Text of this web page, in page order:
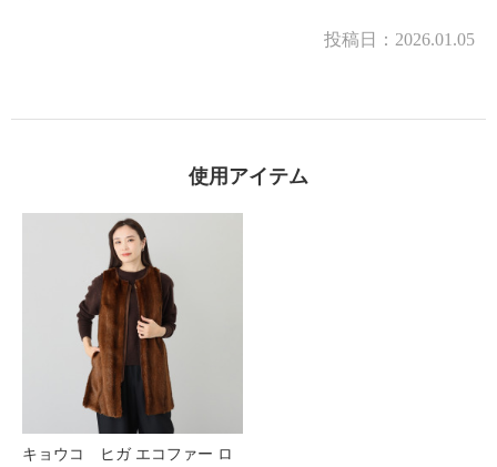
投稿日： 2026.01.05
使用アイテム
キョウコ ヒガ エコファー ロ